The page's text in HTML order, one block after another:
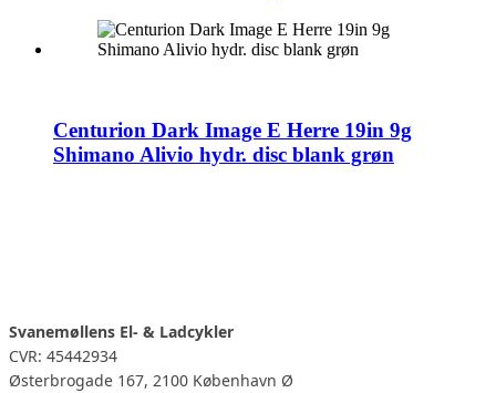
Centurion Dark Image E Herre 19in 9g
Shimano Alivio hydr. disc blank grøn
Svanemøllens El- & Ladcykler
CVR: 45442934
Østerbrogade 167, 2100 København Ø